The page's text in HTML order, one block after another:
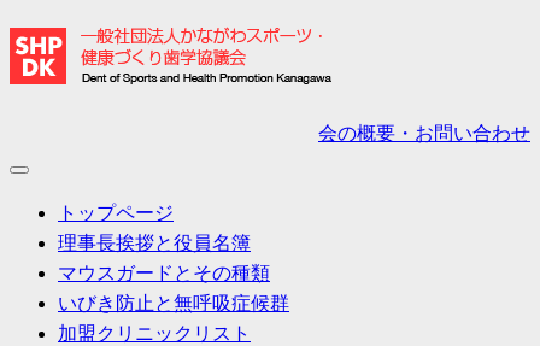
会の概要・お問い合わせ
トップページ
理事長挨拶と役員名簿
マウスガードとその種類
いびき防止と無呼吸症候群
加盟クリニックリスト